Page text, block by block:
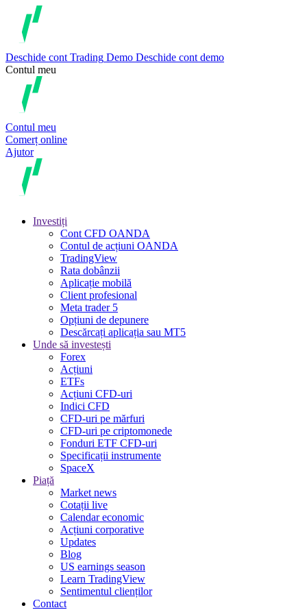
Deschide cont Trading Demo Deschide cont demo
Contul meu
Contul meu
Comerț online
Ajutor
Investiți
Cont CFD OANDA
Contul de acțiuni OANDA
TradingView
Rata dobânzii
Aplicație mobilă
Client profesional
Meta trader 5
Opțiuni de depunere
Descărcați aplicația sau MT5
Unde să investești
Forex
Acțiuni
ETFs
Acțiuni CFD-uri
Indici CFD
CFD-uri pe mărfuri
CFD-uri pe criptomonede
Fonduri ETF CFD-uri
Specificații instrumente
SpaceX
Piață
Market news
Cotații live
Calendar economic
Acțiuni corporative
Updates
Blog
US earnings season
Learn TradingView
Sentimentul clienților
Contact